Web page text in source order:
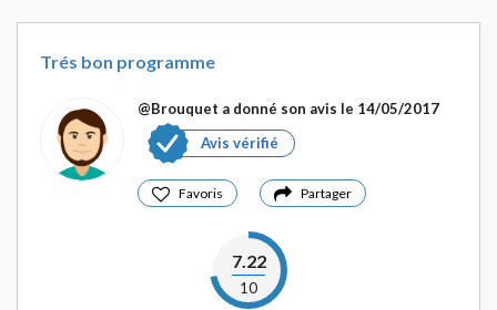
Trés bon programme
@Brouquet a donné son avis le 14/05/2017
Avis vérifié
Favoris Partager
7.22
10